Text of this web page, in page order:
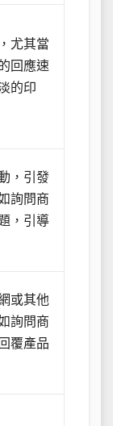
尤其當
回應速
的印
，引發
詢問商
，引導
或其他
詢問商
覆產品